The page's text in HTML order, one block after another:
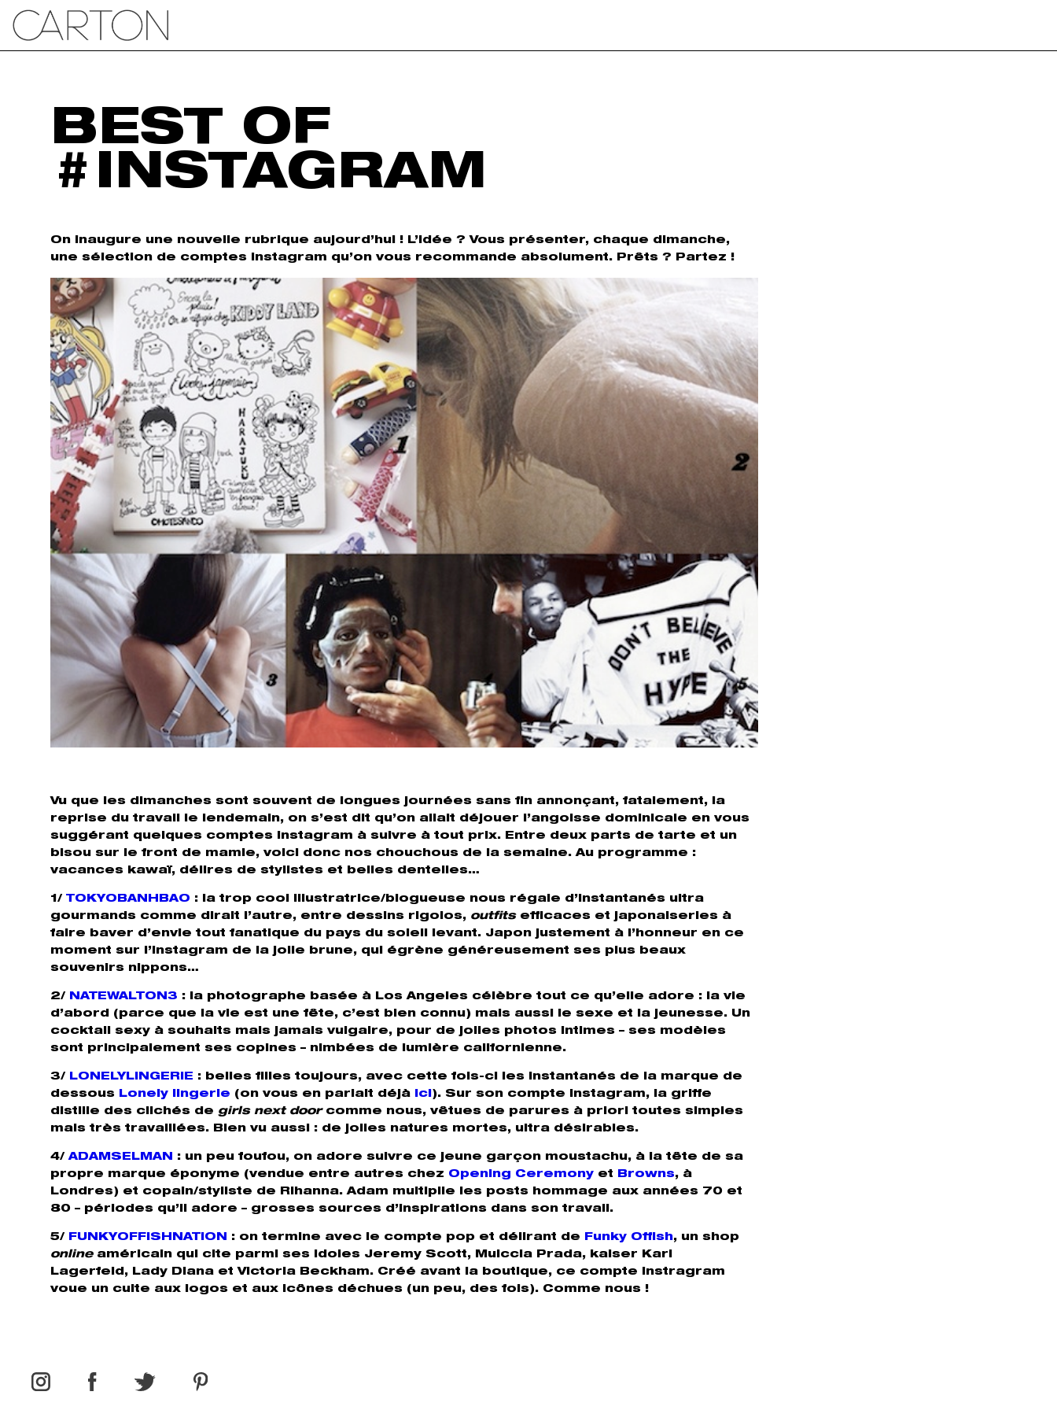
BEST OF
#INSTAGRAM
On inaugure une nouvelle rubrique aujourd’hui ! L’idée ? Vous présenter, chaque dimanche,
une sélection de comptes instagram qu’on vous recommande absolument. Prêts ? Partez !
Vu que les dimanches sont souvent de longues journées sans fin annonçant, fatalement, la
reprise du travail le lendemain, on s’est dit qu’on allait déjouer l’angoisse dominicale en vous
suggérant quelques comptes instagram à suivre à tout prix. Entre deux parts de tarte et un
bisou sur le front de mamie, voici donc nos chouchous de la semaine. Au programme :
vacances kawaï, délires de stylistes et belles dentelles…
1/ TOKYOBANHBAO : la trop cool illustratrice/blogueuse nous régale d’instantanés ultra
gourmands comme dirait l’autre, entre dessins rigolos, outfitsefficaces et japonaiseries à
faire baver d’envie tout fanatique du pays du soleil levant. Japon justement à l’honneur en ce
moment sur l’instagram de la jolie brune, qui égrène généreusement ses plus beaux
souvenirs nippons…
2/ NATEWALTON3 : la photographe basée à Los Angeles célèbre tout ce qu’elle adore : la vie
d’abord (parce que la vie est une fête, c’est bien connu) mais aussi le sexe et la jeunesse. Un
cocktail sexy à souhaits mais jamais vulgaire, pour de jolies photos intimes – ses modèles
sont principalement ses copines – nimbées de lumière californienne.
3/ LONELYLINGERIE : belles filles toujours, avec cette fois-ci les instantanés de la marque de
dessous
Lonely lingerie (on vous en parlait déjà ici ). Sur son compte instagram, la griffe
distille des clichés de girls next doorcomme nous, vêtues de parures à priori toutes simples
mais très travaillées. Bien vu aussi : de jolies natures mortes, ultra désirables.
4/ADAMSELMAN
: un peu foufou, on adore suivre ce jeune garçon moustachu, à la tête de sa
propre marque éponyme (vendue entre autres chez Opening Ceremony et Browns, à
Londres) et copain/styliste de Rihanna. Adam multiplie les posts hommage aux années 70 et
80 – périodes qu’il adore – grosses sources d’inspirations dans son travail.
5/ FUNKYOFFISHNATION : on termine avec le compte pop et délirant de Funky Offish, un shop
onlineaméricain qui cite parmi ses idoles Jeremy Scott, Muiccia Prada, kaiser Karl
Lagerfeld, Lady Diana et Victoria Beckham. Créé avant la boutique, ce compte instragram
voue un culte aux logos et aux icônes déchues (un peu, des fois). Comme nous !